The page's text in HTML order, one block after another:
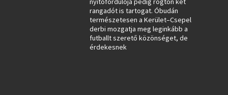
rangadót is tartogat. Óbudán
természetesen a Kerület–Csepel
derbi mozgatja meg leginkább a
futballt szerető közönséget, de
érdekesnek